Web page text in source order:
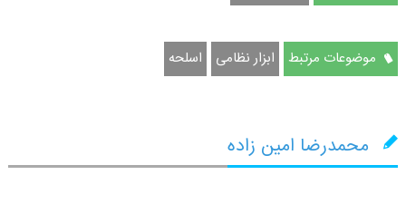
موضوعات مرتبط ابزار نظامی اسلحه
محمدرضا امین زاده